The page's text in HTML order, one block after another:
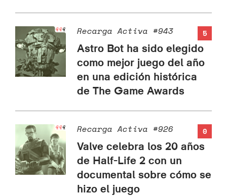
5
Recarga Activa #943
Astro Bot ha sido elegido
como mejor juego del año
en una edición histórica
de The Game Awards
0
Recarga Activa #926
Valve celebra los 20 años
de Half-Life 2 con un
documental sobre cómo se
hizo el juego